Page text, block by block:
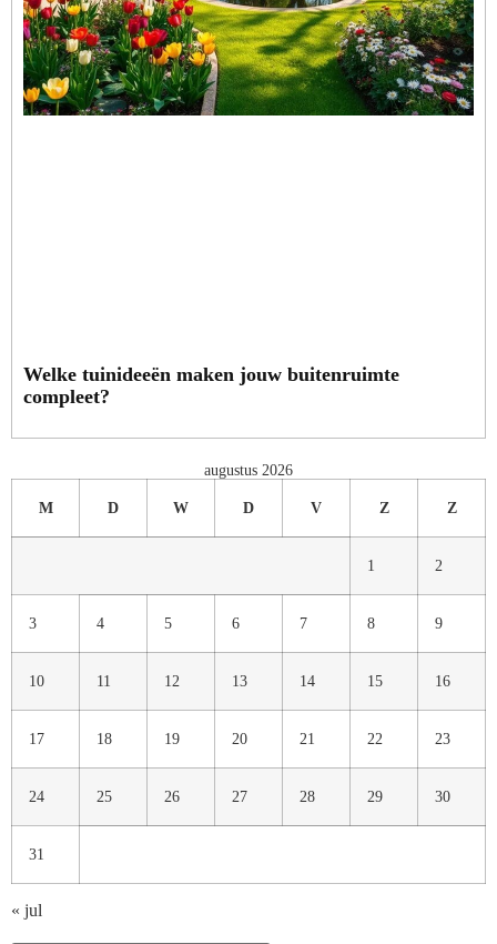
Welke tuinideeën maken jouw buitenruimte
compleet?
augustus 2026
M D W D V Z Z
1 2
3 4 5 6 7 8 9
10 11 12 13 14 15 16
17 18 19 20 21 22 23
24 25 26 27 28 29 30
31
« jul